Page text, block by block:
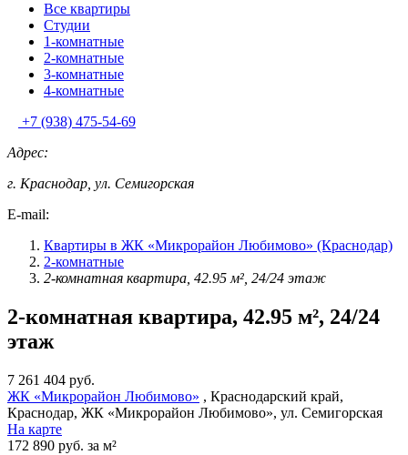
Все квартиры
Студии
1-комнатные
2-комнатные
3-комнатные
4-комнатные
+7 (938) 475-54-69
Адрес:
г. Краснодар, ул. Семигорская
E-mail:
Квартиры в ЖК «Микрорайон Любимово» (Краснодар)
2-комнатные
2-комнатная квартира, 42.95 м², 24/24 этаж
2-комнатная квартира, 42.95 м², 24/24
этаж
7 261 404 руб.
ЖК «Микрорайон Любимово» , Краснодарский край,
Краснодар, ЖК «Микрорайон Любимово», ул. Семигорская
На карте
172 890 руб. за м²